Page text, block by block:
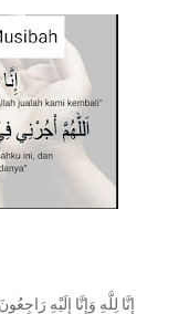
إِنَّا لِلَّهِ وَإِنَّا إِلَيْهِ